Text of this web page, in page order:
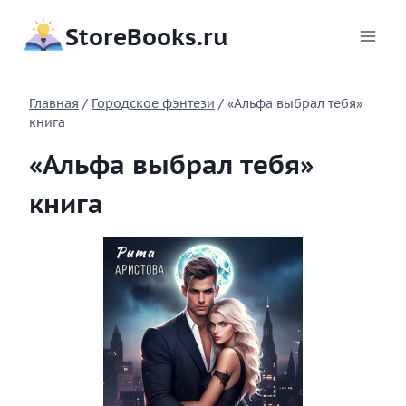
содержимому
StoreBooks.ru
Главная / Городское фэнтези / «Альфа выбрал тебя»
книга
«Альфа выбрал тебя»
книга